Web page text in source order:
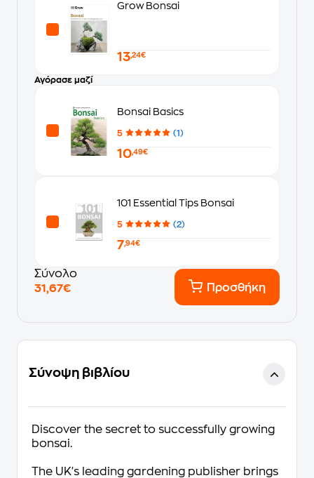
Grow Bonsai
13,24€
Αγόρασε μαζί
Bonsai Basics
5 (1)
10,49€
101 Essential Tips Bonsai
5 (2)
7,94€
Σύνολο
31,67€
Προσθήκη
Σύνοψη βιβλίου
Discover the secret to successfully growing
bonsai.
The UK's leading gardening publisher brings